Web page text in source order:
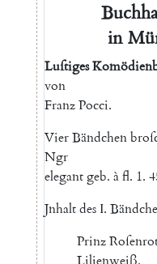
in
Luſtiges
von
FranzPocci.
VierBändchen
Ngr
elegantgeb. àfl. 1.
Jnhaltdes I.
Prinz
Lilienweiß.